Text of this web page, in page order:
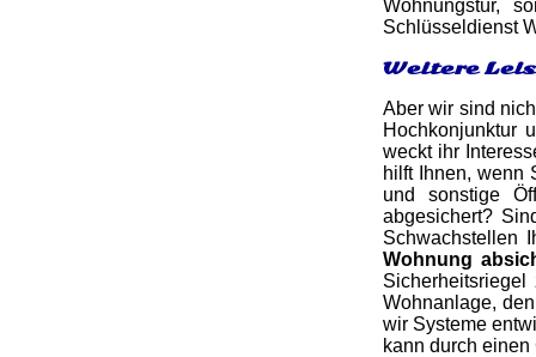
Wohnungstür,
Schlüsseldienst
Weitere
Aber wir sind
Hochkonjunktur
weckt ihr
hilft Ihnen, wenn
und sonstige
abgesichert?
Schwachstellen
Wohnung
Wohnanlage,
wir Systeme
kann durch